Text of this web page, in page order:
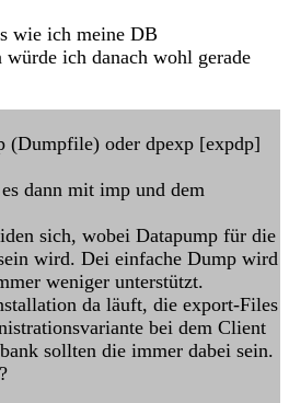
wie ich meine DB
ich danach wohl gerade
(Dumpfile) oder dpexp [expdp]
dann mit imp und dem
sich, wobei Datapump für die
wird. Dei einfache Dump wird
weniger unterstützt.
da läuft, die export-Files
bei dem Client
sollten die immer dabei sein.